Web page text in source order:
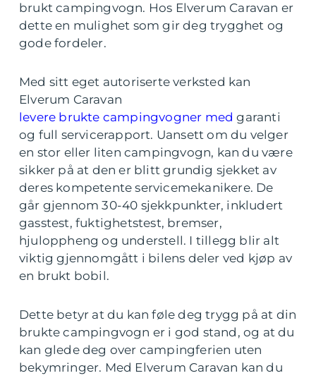
brukt campingvogn. Hos Elverum Caravan er
dette en mulighet som gir deg trygghet og
gode fordeler.
Med sitt eget autoriserte verksted kan
Elverum Caravan
levere brukte campingvogner med garanti
og full servicerapport. Uansett om du velger
en stor eller liten campingvogn, kan du være
sikker på at den er blitt grundig sjekket av
deres kompetente servicemekanikere. De
går gjennom 30-40 sjekkpunkter, inkludert
gasstest, fuktighetstest, bremser,
hjuloppheng og understell. I tillegg blir alt
viktig gjennomgått i bilens deler ved kjøp av
en brukt bobil.
Dette betyr at du kan føle deg trygg på at din
brukte campingvogn er i god stand, og at du
kan glede deg over campingferien uten
bekymringer. Med Elverum Caravan kan du